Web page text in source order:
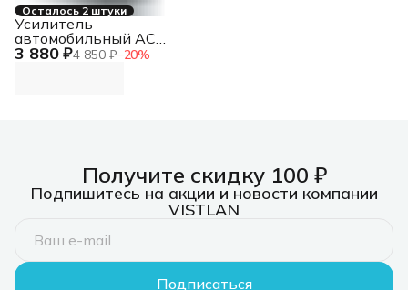
Осталось 2 штуки
3 880 ₽4 850 ₽−20%
Усилитель
автомобильный ACV
LX-2.60
Получите скидку 100 ₽
Подпишитесь на акции и новости компании
VISTLAN
Подписаться